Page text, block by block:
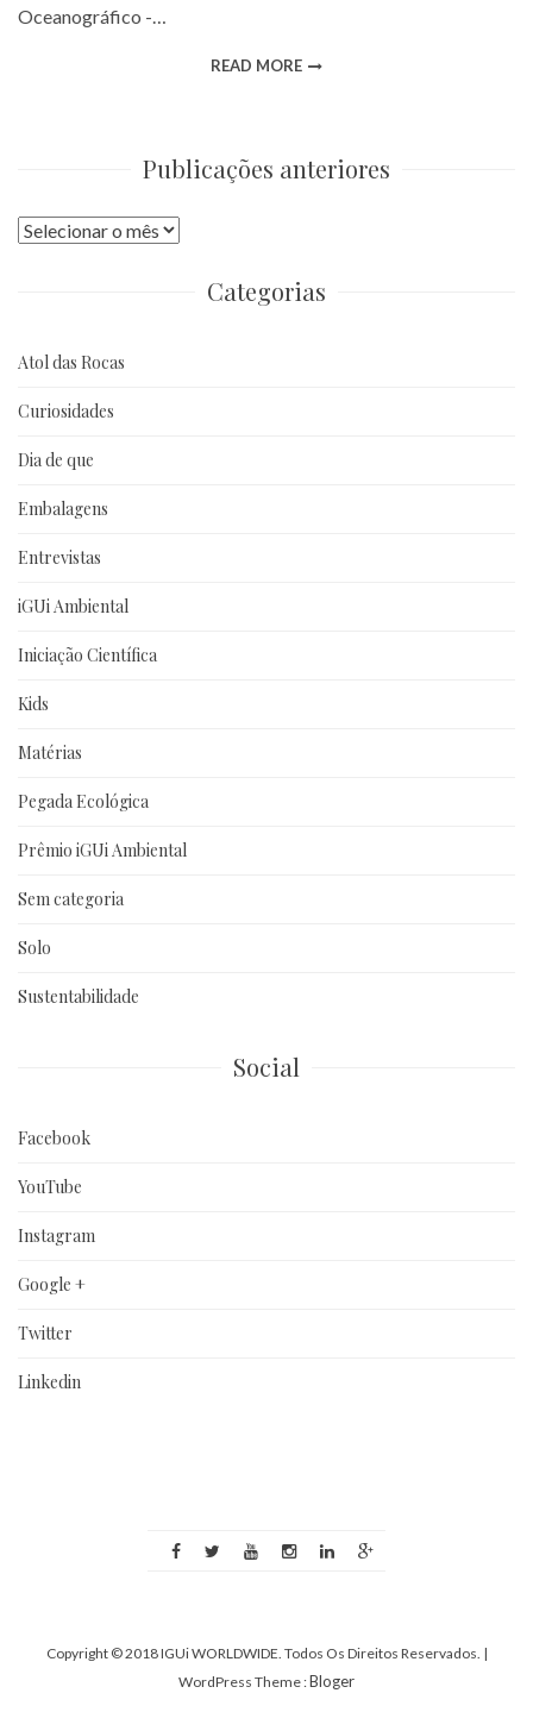
Oceanográfico -…
READ MORE
Publicações anteriores
Publicações
Categorias
Atol das Rocas
Curiosidades
Dia de que
Embalagens
Entrevistas
iGUi Ambiental
Iniciação Científica
Kids
Matérias
Pegada Ecológica
Prêmio iGUi Ambiental
Sem categoria
Solo
Sustentabilidade
Social
Facebook
YouTube
Instagram
Google +
Twitter
Linkedin
Copyright © 2018 IGUi WORLDWIDE. Todos Os Direitos Reservados. |
WordPress Theme :Bloger